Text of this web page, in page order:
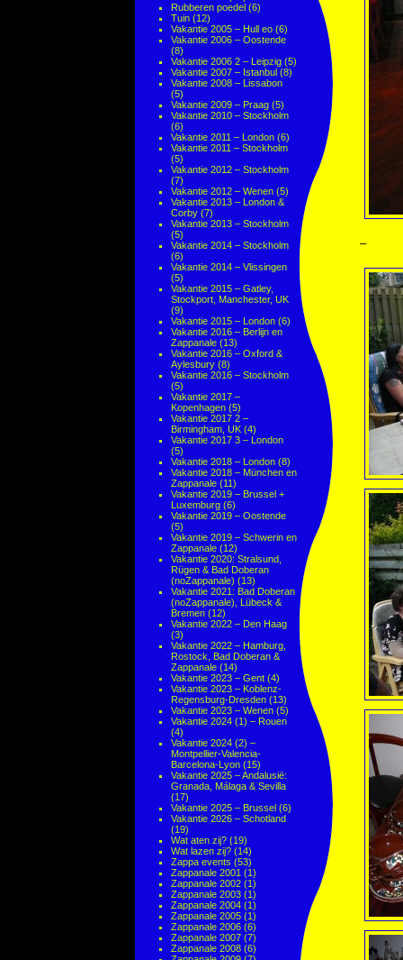
Rubberen poedel (6)
Tuin (12)
Vakantie 2005 – Hull eo (6)
Vakantie 2006 – Oostende
(8)
Vakantie 2006 2 – Leipzig (5)
Vakantie 2007 – Istanbul (8)
Vakantie 2008 – Lissabon
(5)
Vakantie 2009 – Praag (5)
Vakantie 2010 – Stockholm
(6)
Vakantie 2011 – London (6)
Vakantie 2011 – Stockholm
(5)
Vakantie 2012 – Stockholm
(7)
Vakantie 2012 – Wenen (5)
Vakantie 2013 – London &
Corby (7)
Vakantie 2013 – Stockholm
(5)
Vakantie 2014 – Stockholm
(6)
Vakantie 2014 – Vlissingen
(5)
Vakantie 2015 – Gatley,
Stockport, Manchester, UK
(9)
Vakantie 2015 – London (6)
Vakantie 2016 – Berlijn en
Zappanale (13)
Vakantie 2016 – Oxford &
Aylesbury (8)
Vakantie 2016 – Stockholm
(5)
Vakantie 2017 –
Kopenhagen (5)
Vakantie 2017 2 –
Birmingham, UK (4)
Vakantie 2017 3 – London
(5)
Vakantie 2018 – London (8)
Vakantie 2018 – München en
Zappanale (11)
Vakantie 2019 – Brussel +
Luxemburg (6)
Vakantie 2019 – Oostende
(5)
Vakantie 2019 – Schwerin en
Zappanale (12)
Vakantie 2020: Stralsund,
Rügen & Bad Doberan
(noZappanale) (13)
Vakantie 2021: Bad Doberan
(noZappanale), Lübeck &
Bremen (12)
Vakantie 2022 – Den Haag
(3)
Vakantie 2022 – Hamburg,
Rostock, Bad Doberan &
Zappanale (14)
Vakantie 2023 – Gent (4)
Vakantie 2023 – Koblenz-
Regensburg-Dresden (13)
Vakantie 2023 – Wenen (5)
Vakantie 2024 (1) – Rouen
(4)
Vakantie 2024 (2) –
Montpellier-Valencia-
Barcelona-Lyon (15)
Vakantie 2025 – Andalusië:
Granada, Málaga & Sevilla
(17)
Vakantie 2025 – Brussel (6)
Vakantie 2026 – Schotland
(19)
Wat aten zij? (19)
Wat lazen zij? (14)
Zappa events (53)
Zappanale 2001 (1)
Zappanale 2002 (1)
Zappanale 2003 (1)
Zappanale 2004 (1)
Zappanale 2005 (1)
Zappanale 2006 (6)
Zappanale 2007 (7)
Zappanale 2008 (6)
–